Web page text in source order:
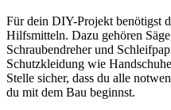
Für dein DIY-Projekt benötigst
Hilfsmitteln. Dazu gehören
Schraubendreher und
Schutzkleidung wie
Stelle sicher, dass du alle
du mit dem Bau beginnst.